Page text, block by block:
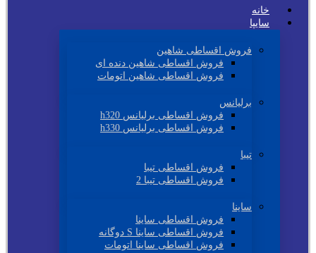
خانه
سایپا
فروش اقساطی شاهین
فروش اقساطی شاهین دنده ای
فروش اقساطی شاهین اتومات
برلیانس
فروش اقساطی برلیانس h320
فروش اقساطی برلیانس h330
تیبا
فروش اقساطی تیبا
فروش اقساطی تیبا 2
ساینا
فروش اقساطی ساینا
فروش اقساطی ساینا S دوگانه
فروش اقساطی ساینا اتومات